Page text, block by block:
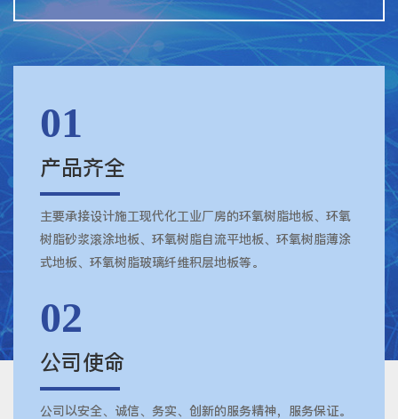
01
产品齐全
主要承接设计施工现代化工业厂房的环氧树脂地板、环氧
树脂砂浆滚涂地板、环氧树脂自流平地板、环氧树脂薄涂
式地板、环氧树脂玻璃纤维积层地板等。
02
公司使命
公司以安全、诚信、务实、创新的服务精神，服务保证。